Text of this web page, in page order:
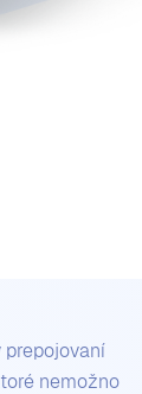
nemožno